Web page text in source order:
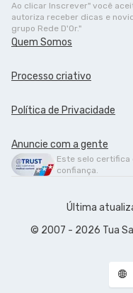
Ao clicar Inscrever" você
autoriza receber dicas e
grupo Rede D'Or."
Quem Somos
Processo criativo
Política de Privacidade
Anuncie com a gente
Este selo certifica
confiança.
Última
© 2007 - 2026 Tua